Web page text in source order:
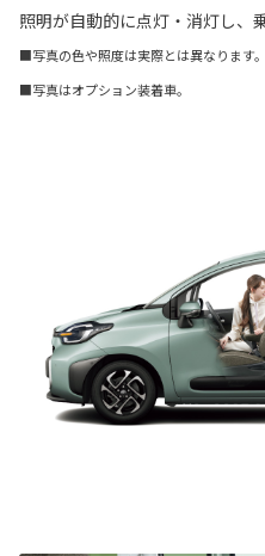
照明が自動的に点灯・消灯し、
■写真の色や照度は実際とは異なります。
■写真はオプション装着車。